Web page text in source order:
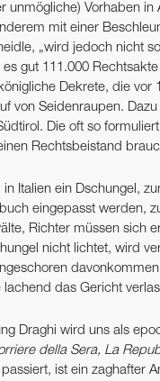
unmögliche) Vorhaben
mit einer
„wird jedoch nicht
gut 111.000
Dekrete, die
von Seidenraupen.
Die oft so
Rechtsbeistand
Italien ein Dschungel,
eingepasst werden,
Richter müssen sich
nicht lichtet, wird
das Gericht
Draghi wird uns als
della Sera, La
ist ein zaghafter